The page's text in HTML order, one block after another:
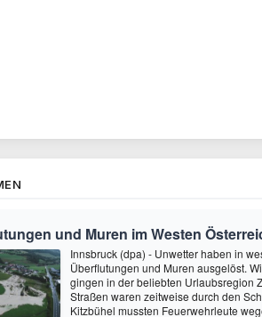
und Muren im Westen
Innsbruck (dpa) - Unwetter haben in
Überflutungen und Muren ausgelöst.
gingen in der beliebten Urlaubsregion
Straßen waren zeitweise durch den
Kitzbühel mussten Feuerwehrleute